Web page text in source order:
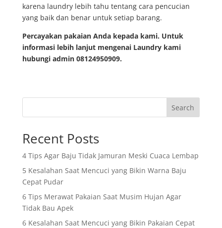
karena laundry lebih tahu tentang cara pencucian
yang baik dan benar untuk setiap barang.
Percayakan pakaian Anda kepada kami. Untuk
informasi lebih lanjut mengenai Laundry kami
hubungi admin 08124950909.
Search
Recent Posts
4 Tips Agar Baju Tidak Jamuran Meski Cuaca Lembap
5 Kesalahan Saat Mencuci yang Bikin Warna Baju
Cepat Pudar
6 Tips Merawat Pakaian Saat Musim Hujan Agar
Tidak Bau Apek
6 Kesalahan Saat Mencuci yang Bikin Pakaian Cepat